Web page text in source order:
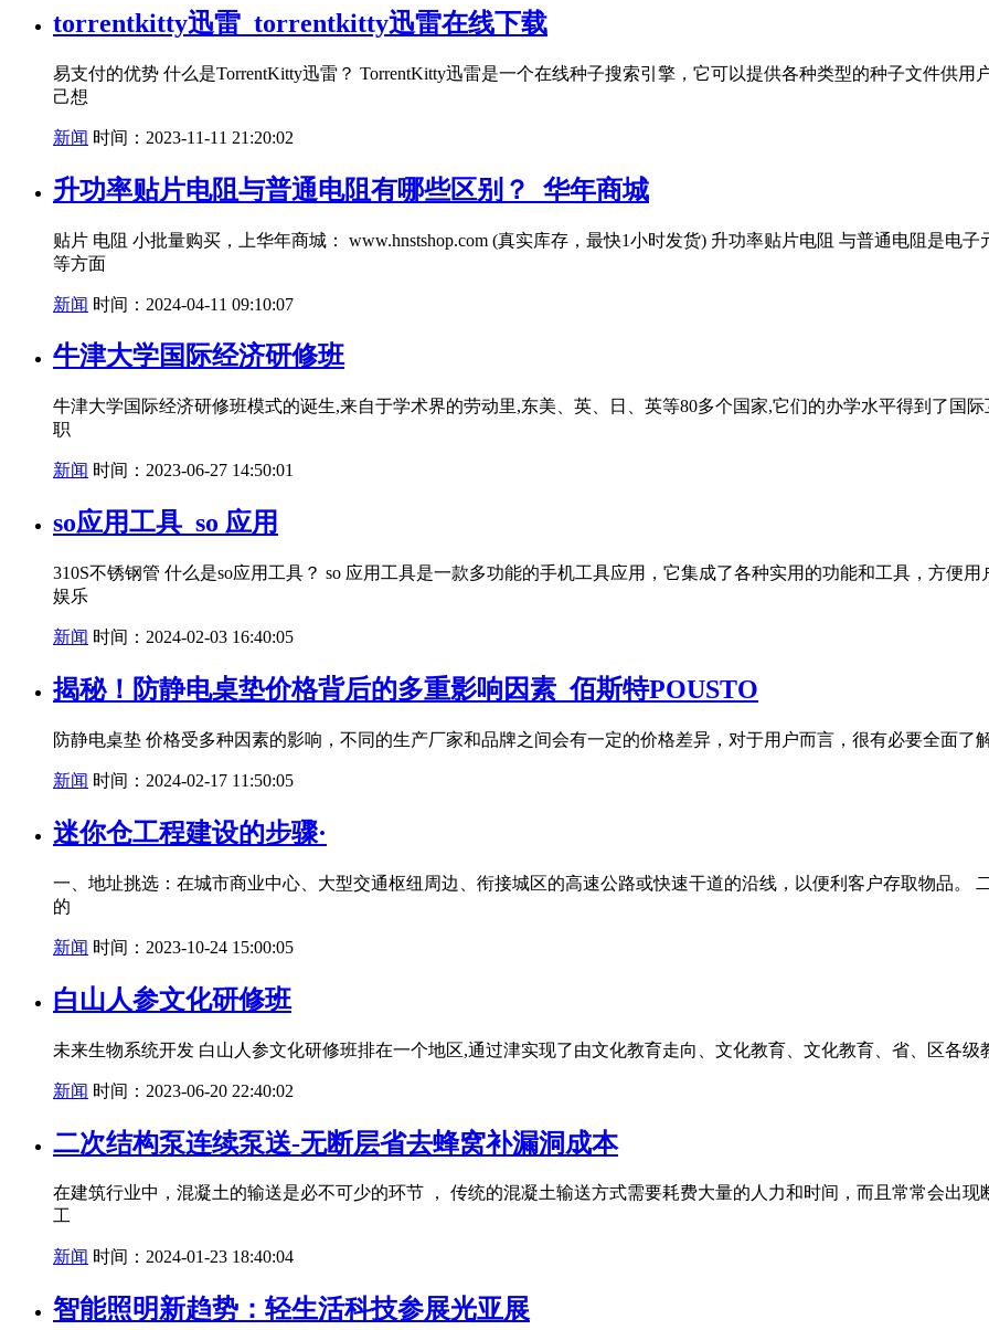
torrentkitty迅雷_torrentkitty迅雷在线下载
易支付的优势 什么是TorrentKitty迅雷？ TorrentKitty迅雷是一个在线种子搜索引擎，它可以提供各种类型的种子文件供
己想
新闻 时间：2023-11-11 21:20:02
升功率贴片电阻与普通电阻有哪些区别？_华年商城
贴片 电阻 小批量购买，上华年商城： www.hnstshop.com (真实库存，最快1小时发货) 升功率贴片电阻 与普通电阻是电
等方面
新闻 时间：2024-04-11 09:10:07
牛津大学国际经济研修班
牛津大学国际经济研修班模式的诞生,来自于学术界的劳动里,东美、英、日、英等80多个国家,它们的办学水平得到了国
职
新闻 时间：2023-06-27 14:50:01
so应用工具_so 应用
310S不锈钢管 什么是so应用工具？ so 应用工具是一款多功能的手机工具应用，它集成了各种实用的功能和工具，方便
娱乐
新闻 时间：2024-02-03 16:40:05
揭秘！防静电桌垫价格背后的多重影响因素_佰斯特POUSTO
防静电桌垫 价格受多种因素的影响，不同的生产厂家和品牌之间会有一定的价格差异，对于用户而言，很有必要全面
新闻 时间：2024-02-17 11:50:05
迷你仓工程建设的步骤·
一、地址挑选：在城市商业中心、大型交通枢纽周边、衔接城区的高速公路或快速干道的沿线，以便利客户存取物品。
的
新闻 时间：2023-10-24 15:00:05
白山人参文化研修班
未来生物系统开发 白山人参文化研修班排在一个地区,通过津实现了由文化教育走向、文化教育、文化教育、省、区各
新闻 时间：2023-06-20 22:40:02
二次结构泵连续泵送-无断层省去蜂窝补漏洞成本
在建筑行业中，混凝土的输送是必不可少的环节 ， 传统的混凝土输送方式需要耗费大量的人力和时间，而且常常会出
工
新闻 时间：2024-01-23 18:40:04
智能照明新趋势：轻生活科技参展光亚展